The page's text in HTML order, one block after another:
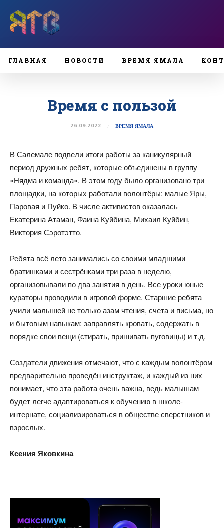
ГЛАВНАЯ НОВОСТИ ВРЕМЯ ЯМАЛА
Время с пользой
26.09.2022 ВРЕМЯ ЯМАЛА
В Салемале подвели итоги работы за каникулярный
период дружных ребят, которые объединены в группу
«Нядма и команда». В этом году было организовано три
площадки, на которых работали волонтёры: малые Яры,
Паровая и Пуйко. В числе активистов оказалась
Екатерина Атаман, Фаина Куйбина, Михаил Куйбин,
Виктория Сэротэтто.
Ребята всё лето занимались со своими младшими
братишками и сестрёнками три раза в неделю,
организовывали по два занятия в день. Все уроки юные
кураторы проводили в игровой форме. Старшие ребята
учили малышей не только азам чтения, счета и письма, но
и бытовым навыкам: заправлять кровать, содержать в
порядке свои вещи (стирать, пришивать пуговицы) и т.д.
Создатели движения отмечают, что с каждым волонтёром
предварительно проведён инструктаж, и каждый из них
понимает, что эта работа очень важна, ведь малышам
будет легче адаптироваться к обучению в школе-
интернате, социализироваться в обществе сверстников и
взрослых.
Ксения Яковкина